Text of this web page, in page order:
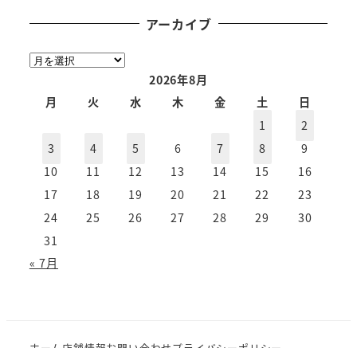
アーカイブ
ア
2026年8月
月
火 水 木 金 土
日
1
2
3
4 5 6 7 8
9
10
11 12 13 14 15
16
17
18 19 20 21 22
23
24
25 26 27 28 29
30
31
« 7月